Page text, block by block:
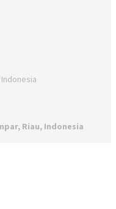
Riau, Indonesia